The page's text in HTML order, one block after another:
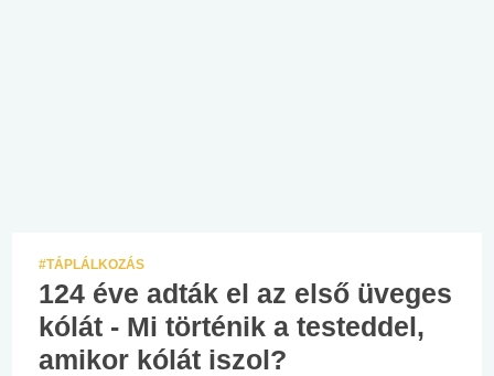
#TÁPLÁLKOZÁS
124 éve adták el az első üveges
kólát - Mi történik a testeddel,
amikor kólát iszol?